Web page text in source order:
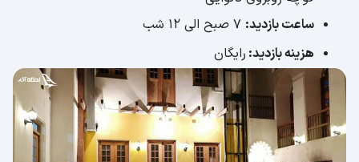
ساعت بازدید:
هزینه بازدید: رایگان